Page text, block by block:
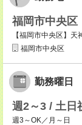
福岡市中央区
【福岡市中央区】
福岡市中央区
勤務曜日
週2～3 / 土日
週3～OK／月～日